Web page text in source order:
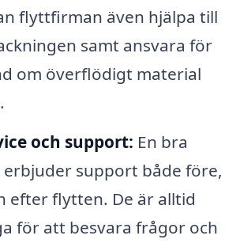
flyttfirman även hjälpa till
samt ansvara för
om överflödigt material
och support: En bra
support både före,
efter flytten. De är alltid
för att besvara frågor och